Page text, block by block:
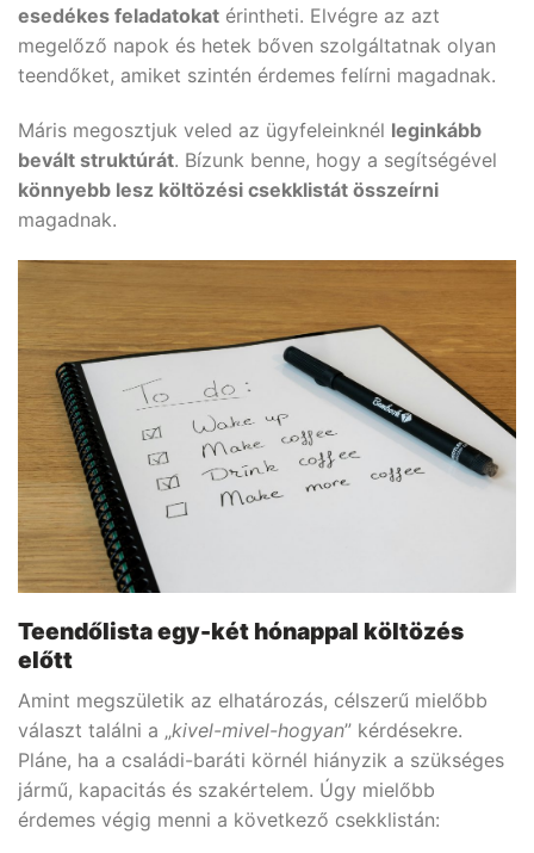
esedékes feladatokat érintheti. Elvégre az azt
megelőző napok és hetek bőven szolgáltatnak olyan
teendőket, amiket szintén érdemes felírni magadnak.
Máris megosztjuk veled az ügyfeleinknél leginkább
bevált struktúrát. Bízunk benne, hogy a segítségével
könnyebb lesz költözési csekklistát összeírni
magadnak.
Teendőlista egy-két hónappal költözés
előtt
Amint megszületik az elhatározás, célszerű mielőbb
választ találni a „kivel-mivel-hogyan” kérdésekre.
Pláne, ha a családi-baráti körnél hiányzik a szükséges
jármű, kapacitás és szakértelem. Úgy mielőbb
érdemes végig menni a következő csekklistán: